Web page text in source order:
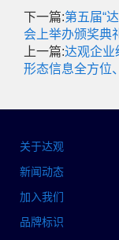
下一篇:第五届“
会上举办颁奖典
上一篇:达观企业
形态信息全方位
关于达观
新闻动态
加入我们
品牌标识